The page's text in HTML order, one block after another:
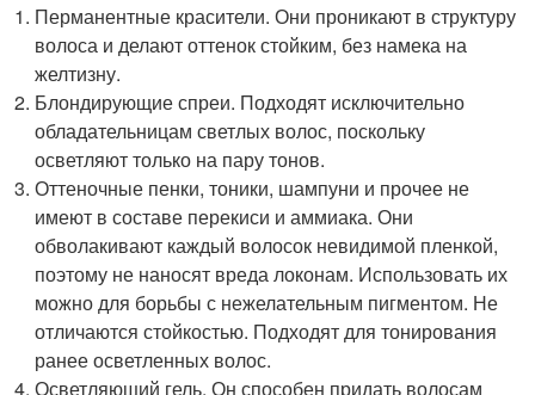
Перманентные красители. Они проникают в структуру
волоса и делают оттенок стойким, без намека на
желтизну.
Блондирующие спреи. Подходят исключительно
обладательницам светлых волос, поскольку
осветляют только на пару тонов.
Оттеночные пенки, тоники, шампуни и прочее не
имеют в составе перекиси и аммиака. Они
обволакивают каждый волосок невидимой пленкой,
поэтому не наносят вреда локонам. Использовать их
можно для борьбы с нежелательным пигментом. Не
отличаются стойкостью. Подходят для тонирования
ранее осветленных волос.
Осветляющий гель. Он способен придать волосам